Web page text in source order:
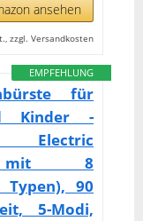
ansehen
zzgl. Versandkosten
EMPFEHLUNG
für
Kinder -
Electric
mit 8
Typen), 90
5-Modi,